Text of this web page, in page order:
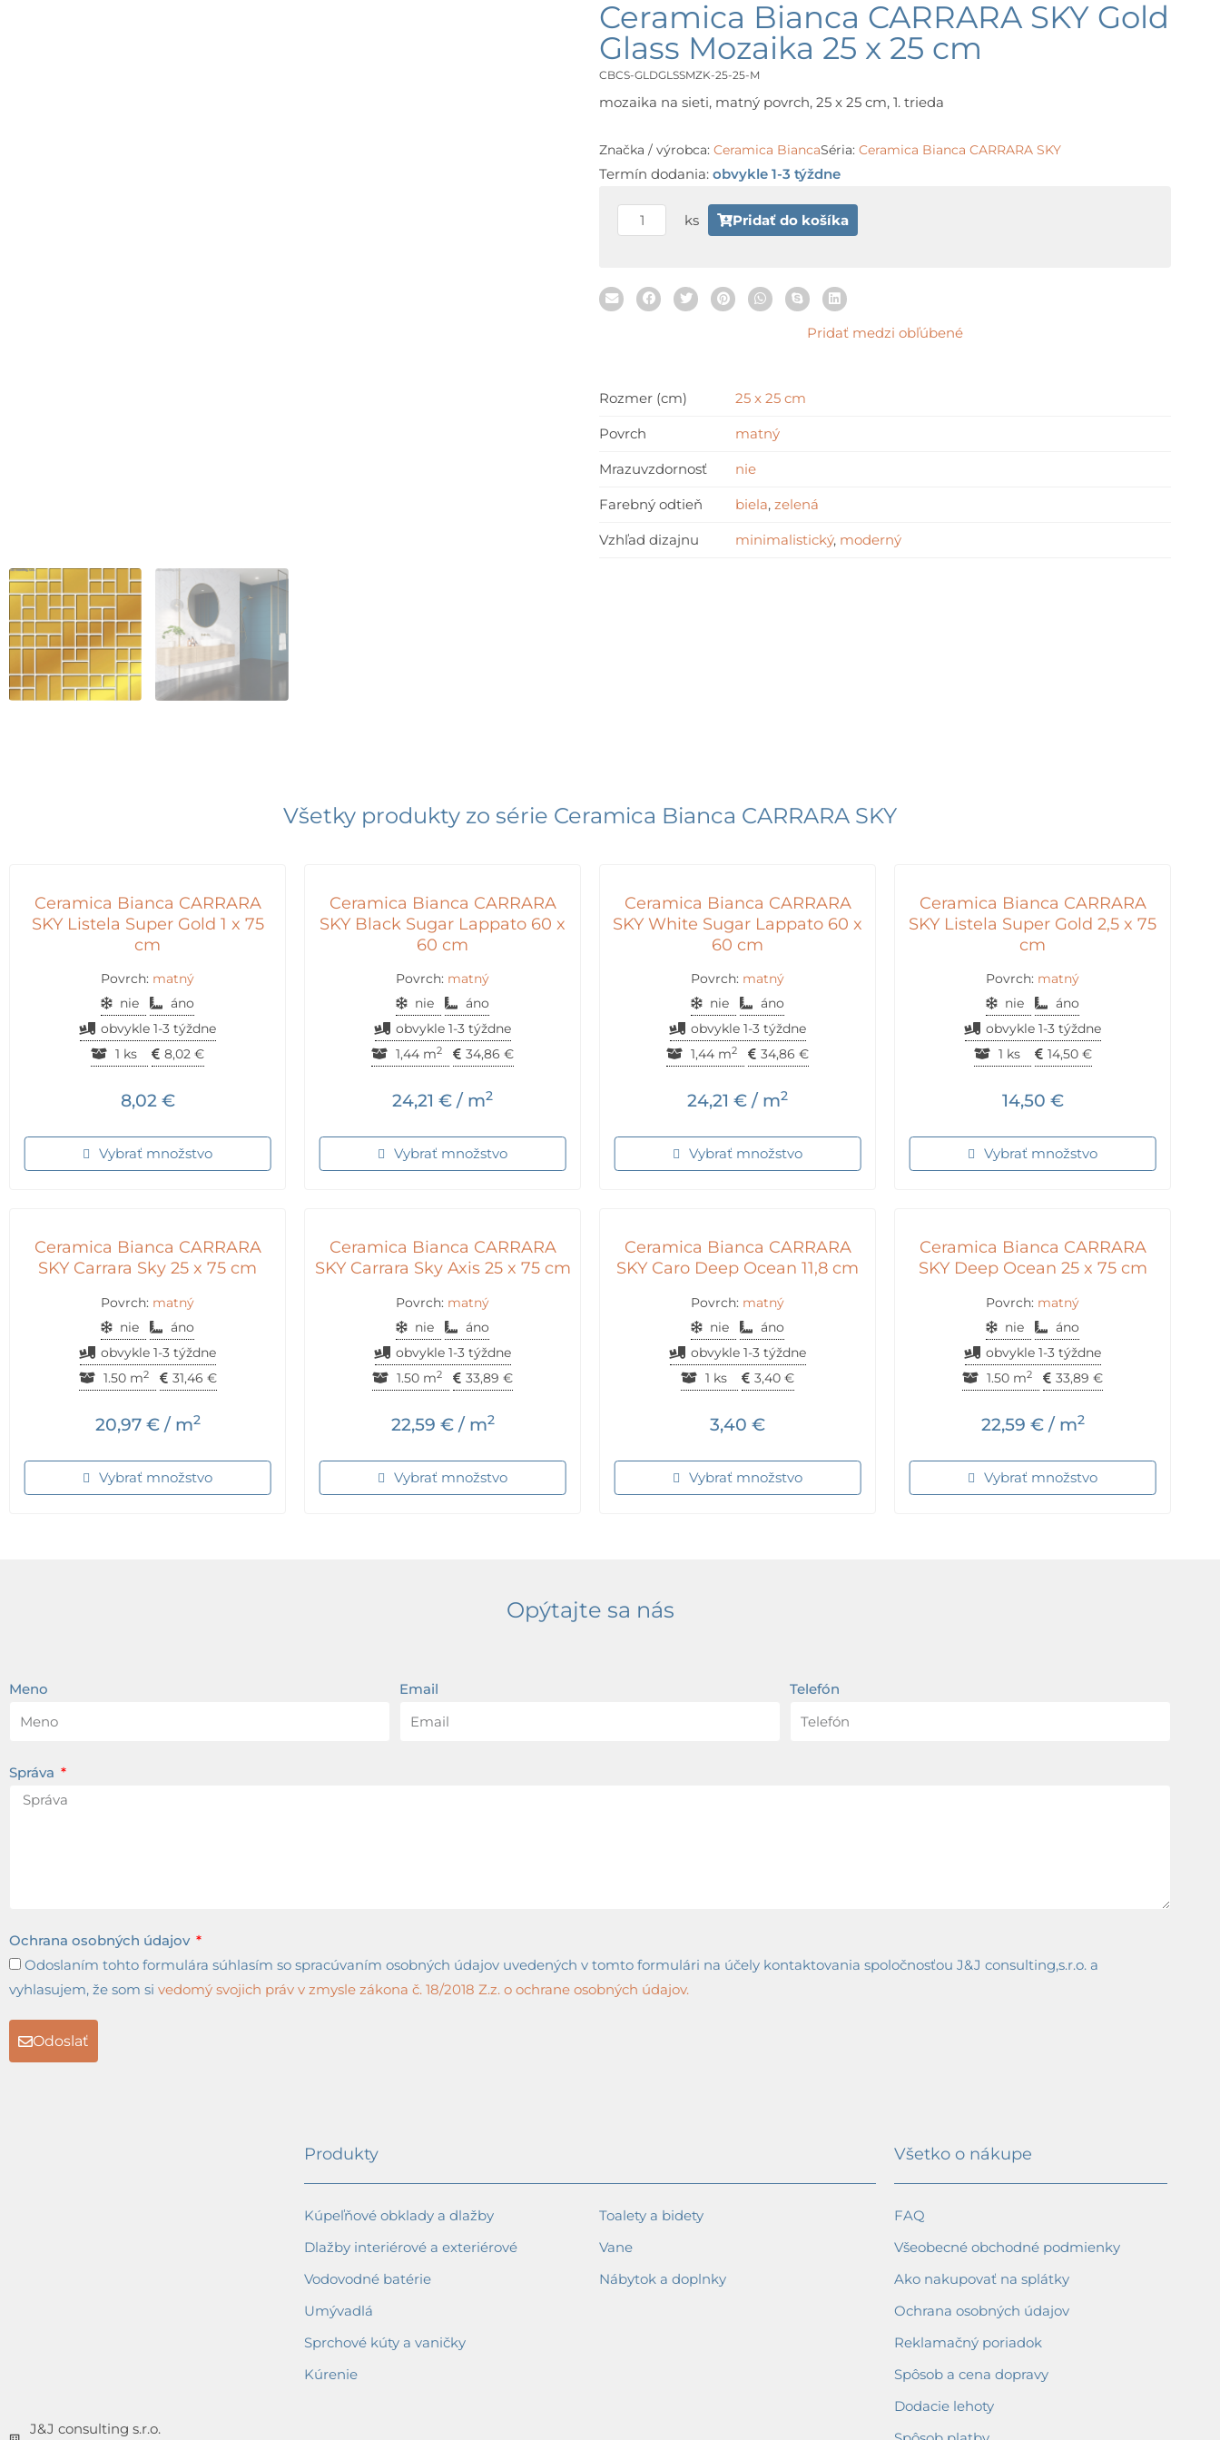
Ceramica Bianca CARRARA SKY Gold
Glass Mozaika 25 x 25 cm
CBCS-GLDGLSSMZK-25-25-M
mozaika na sieti, matný povrch, 25 x 25 cm, 1. trieda
Značka / výrobca: Ceramica BiancaSéria: Ceramica Bianca CARRARA SKY
Termín dodania: obvykle 1-3 týždne
Ceramica
SKY
25
25
cm
ks Pridať do košíka
Pridať medzi obľúbené
Rozmer (cm) 25 x 25 cm
Povrch matný
Mrazuvzdornosť nie
Farebný odtieň biela, zelená
Vzhľad dizajnu minimalistický, moderný
Všetky produkty zo série Ceramica Bianca CARRARA SKY
Ceramica Bianca CARRARA
SKY Listela Super Gold 1 x 75
cm
Povrch: matný
nie
áno
obvykle 1-3 týždne
1 ks
8,02 €
8,02 €
Vybrať množstvo
Ceramica Bianca CARRARA
SKY Black Sugar Lappato 60 x
60 cm
Povrch: matný
nie
áno
obvykle 1-3 týždne
1,44 m2 34,86 €
24,21 € / m2
Vybrať množstvo
Ceramica Bianca CARRARA
SKY White Sugar Lappato 60 x
60 cm
Povrch: matný
nie
áno
obvykle 1-3 týždne
1,44 m2 34,86 €
24,21 € / m2
Vybrať množstvo
Ceramica Bianca CARRARA
SKY Listela Super Gold 2,5 x 75
cm
Povrch: matný
nie
áno
obvykle 1-3 týždne
1 ks
14,50 €
14,50 €
Vybrať množstvo
Ceramica Bianca CARRARA
SKY Carrara Sky 25 x 75 cm
Povrch: matný
nie
áno
obvykle 1-3 týždne
1.50 m2 31,46 €
20,97 €/ m2
Vybrať množstvo
Ceramica Bianca CARRARA
SKY Carrara Sky Axis 25 x 75 cm
Povrch: matný
nie
áno
obvykle 1-3 týždne
1.50 m2 33,89 €
22,59 €/ m2
Vybrať množstvo
Ceramica Bianca CARRARA
SKY Caro Deep Ocean 11,8 cm
Povrch: matný
nie
áno
obvykle 1-3 týždne
1 ks
3,40 €
3,40 €
Vybrať množstvo
Ceramica Bianca CARRARA
SKY Deep Ocean 25 x 75 cm
Povrch: matný
nie
áno
obvykle 1-3 týždne
1.50 m2 33,89 €
22,59 €/ m2
Vybrať množstvo
Opýtajte sa nás
Meno Email Telefón
Správa
Ochrana osobných údajov
Odoslaním tohto formulára súhlasím so spracúvaním osobných údajov uvedených v tomto formulári na účely kontaktovania spoločnosťou J&J consulting,s.r.o. a
vyhlasujem, že som si vedomý svojich práv v zmysle zákona č. 18/2018 Z.z. o ochrane osobných údajov.
Odoslať
J&J consulting s.r.o.
Produkty
Kúpeľňové obklady a dlažby
Dlažby interiérové a exteriérové
Vodovodné batérie
Umývadlá
Sprchové kúty a vaničky
Kúrenie
Toalety a bidety
Vane
Nábytok a doplnky
Všetko o nákupe
FAQ
Všeobecné obchodné podmienky
Ako nakupovať na splátky
Ochrana osobných údajov
Reklamačný poriadok
Spôsob a cena dopravy
Dodacie lehoty